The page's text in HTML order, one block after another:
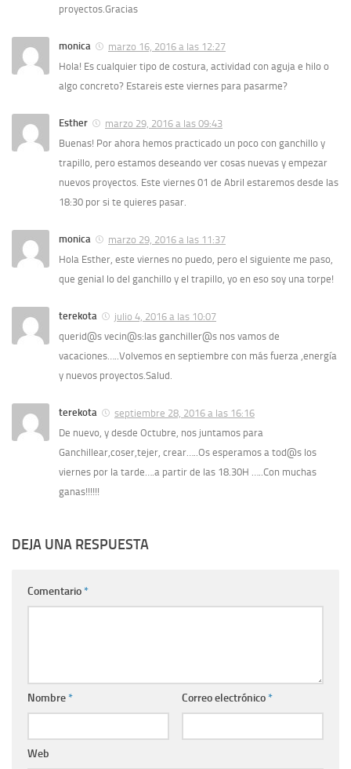
proyectos.Gracias
monica
marzo 16, 2016 a las 12:27
Hola! Es cualquier tipo de costura, actividad con aguja e hilo o
algo concreto? Estareis este viernes para pasarme?
Esther
marzo 29, 2016 a las 09:43
Buenas! Por ahora hemos practicado un poco con ganchillo y
trapillo, pero estamos deseando ver cosas nuevas y empezar
nuevos proyectos. Este viernes 01 de Abril estaremos desde las
18:30 por si te quieres pasar.
monica
marzo 29, 2016 a las 11:37
Hola Esther, este viernes no puedo, pero el siguiente me paso,
que genial lo del ganchillo y el trapillo, yo en eso soy una torpe!
terekota
julio 4, 2016 a las 10:07
querid@s vecin@s:las ganchiller@s nos vamos de
vacaciones…..Volvemos en septiembre con más fuerza ,energía
y nuevos proyectos.Salud.
terekota
septiembre 28, 2016 a las 16:16
De nuevo, y desde Octubre, nos juntamos para
Ganchillear,coser,tejer, crear…..Os esperamos a tod@s los
viernes por la tarde….a partir de las 18.30H …..Con muchas
ganas!!!!!!
DEJA UNA RESPUESTA
Comentario*
Nombre* Correo electrónico*
Web